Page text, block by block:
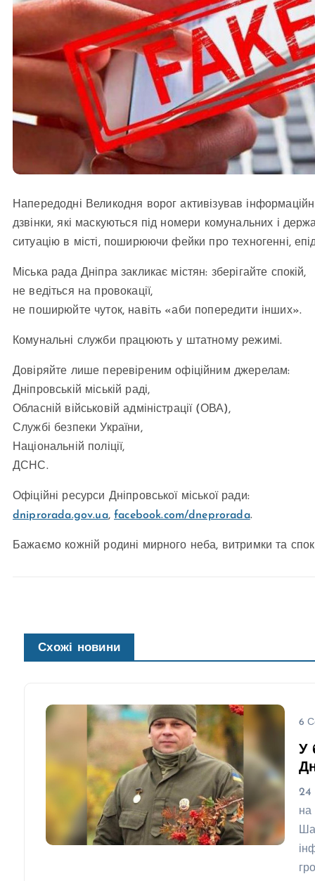
Напередодні Великодня ворог активізував
дзвінки, які маскуються під номери комунальних і
ситуацію в місті, поширюючи фейки про техногенні,
Міська рада Дніпра закликає містян: зберігайте спокій,
не ведіться на провокації,
не поширюйте чуток, навіть «аби попередити інших».
Комунальні служби працюють у штатному режимі.
Довіряйте лише перевіреним офіційним джерелам:
Дніпровській міській раді,
Обласній військовій адміністрації (ОВА),
Службі безпеки України,
Національній поліції,
ДСНС.
Офіційні ресурси Дніпровської міської ради:
dniprorada.gov.ua,facebook.com/dneprorada.
Бажаємо кожній родині мирного неба, витримки та
Схожі новини
6
У
24
на